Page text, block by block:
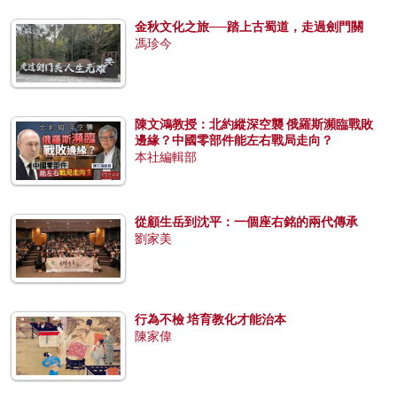
金秋文化之旅──踏上古蜀道，走過劍門關
馮珍今
陳文鴻教授：北約縱深空襲 俄羅斯瀕臨戰敗
邊緣？中國零部件能左右戰局走向？
本社編輯部
從顧生岳到沈平：一個座右銘的兩代傳承
劉家美
行為不檢 培育教化才能治本
陳家偉